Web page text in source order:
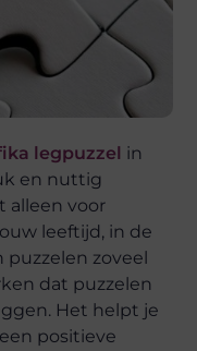
legpuzzel in
en nuttig
alleen voor
leeftijd, in de
puzzelen zoveel
dat puzzelen
Het helpt je
positieve